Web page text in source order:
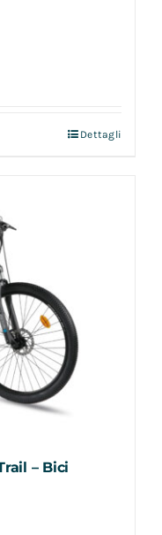
Dettagli
– Bici